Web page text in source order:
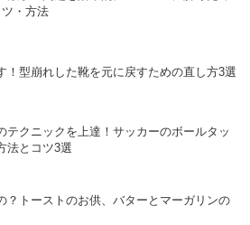
・方法
！型崩れした靴を元に戻すための直し方3選
テクニックを上達！サッカーのボールタッ
法とコツ3選
？トーストのお供、バターとマーガリンの